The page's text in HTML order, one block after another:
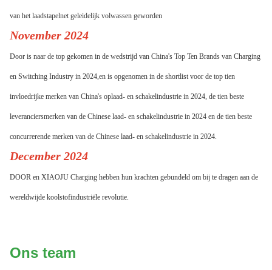
van het laadstapelnet geleidelijk volwassen geworden
November 2024
Door is naar de top gekomen in de wedstrijd van China's Top Ten Brands van Charging
en Switching Industry in 2024,en is opgenomen in de shortlist voor de top tien
invloedrijke merken van China's oplaad- en schakelindustrie in 2024, de tien beste
leveranciersmerken van de Chinese laad- en schakelindustrie in 2024 en de tien beste
concurrerende merken van de Chinese laad- en schakelindustrie in 2024.
December 2024
DOOR en XIAOJU Charging hebben hun krachten gebundeld om bij te dragen aan de
wereldwijde koolstofindustriële revolutie.
Ons team